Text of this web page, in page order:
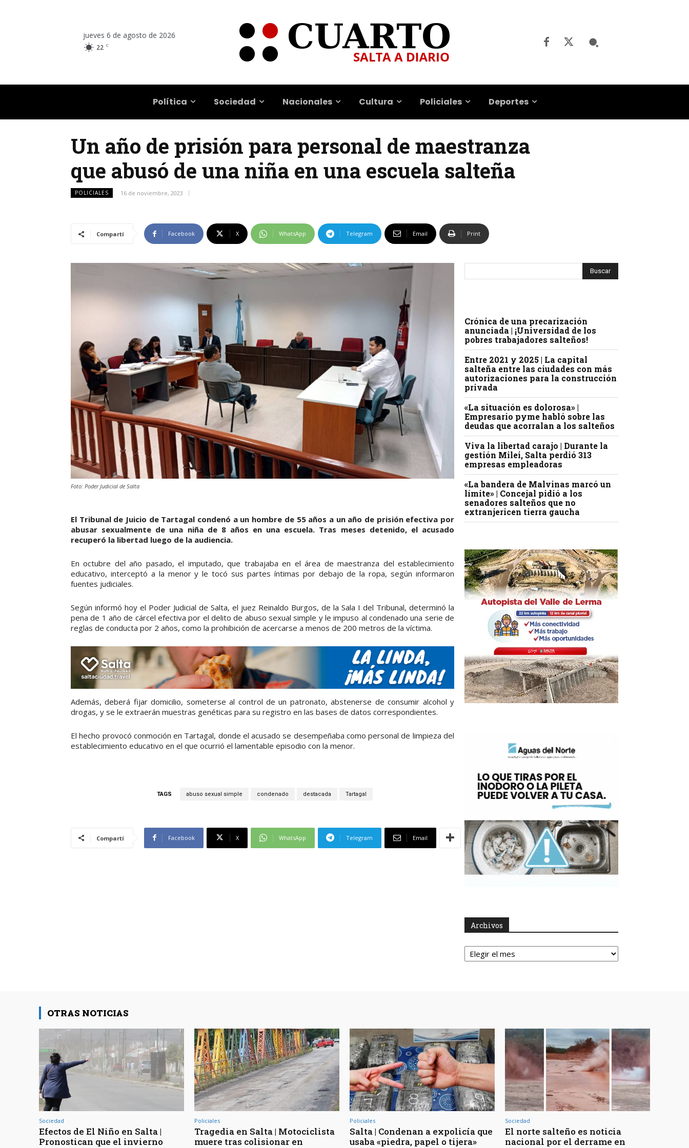
jueves 6 de agosto de 2026
22 C
Política Sociedad Nacionales Cultura Policiales Deportes
Un año de prisión para personal de maestranza
que abusó de una niña en una escuela salteña
POLICIALES 16 de noviembre, 2023
Compartí Facebook X WhatsApp Telegram Email Print
Foto: Poder Judicial de Salta
El Tribunal de Juicio de Tartagal condenó a un hombre de 55 años a un año de prisión efectiva por
abusar sexualmente de una niña de 8 años en una escuela. Tras meses detenido, el acusado
recuperó la libertad luego de la audiencia.
En octubre del año pasado, el imputado, que trabajaba en el área de maestranza del establecimiento
educativo, interceptó a la menor y le tocó sus partes íntimas por debajo de la ropa, según informaron
fuentes judiciales.
Según informó hoy el Poder Judicial de Salta, el juez Reinaldo Burgos, de la Sala I del Tribunal, determinó la
pena de 1 año de cárcel efectiva por el delito de abuso sexual simple y le impuso al condenado una serie de
reglas de conducta por 2 años, como la prohibición de acercarse a menos de 200 metros de la víctima.
Además, deberá fijar domicilio, someterse al control de un patronato, abstenerse de consumir alcohol y
drogas, y se le extraerán muestras genéticas para su registro en las bases de datos correspondientes.
El hecho provocó conmoción en Tartagal, donde el acusado se desempeñaba como personal de limpieza del
establecimiento educativo en el que ocurrió el lamentable episodio con la menor.
TAGS abuso sexual simple condenado destacada Tartagal
Compartí Facebook X WhatsApp Telegram Email
Crónica de una precarización
anunciada | ¡Universidad de los
pobres trabajadores salteños!
Entre 2021 y 2025 | La capital
salteña entre las ciudades con más
autorizaciones para la construcción
privada
«La situación es dolorosa» |
Empresario pyme habló sobre las
deudas que acorralan a los salteños
Viva la libertad carajo | Durante la
gestión Milei, Salta perdió 313
empresas empleadoras
«La bandera de Malvinas marcó un
límite» | Concejal pidió a los
senadores salteños que no
extranjericen tierra gaucha
Archivos
Archivos
OTRAS NOTICIAS
Sociedad
Efectos de El Niño en Salta |
Pronostican que el invierno
Policiales
Tragedia en Salta | Motociclista
muere tras colisionar en
Policiales
Salta | Condenan a expolicía que
usaba «piedra, papel o tijera»
Sociedad
El norte salteño es noticia
nacional por el derrame en